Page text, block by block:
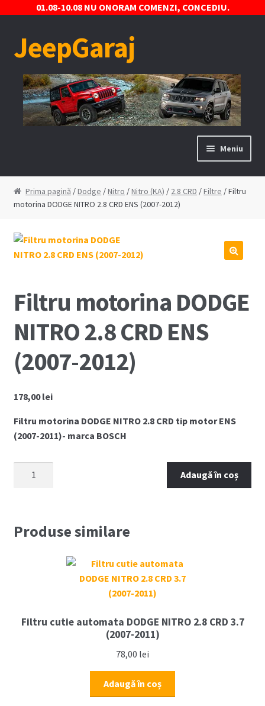
01.08-10.08 NU ONORAM COMENZI, CONCEDIU.
Sari
la
Sari
la
JeepGaraj
Meniu
Prima pagină
Contact
Contul Meu
Cum comand ?
Despre Noi
Marci Comercializate
Plată
Politica COOKIE
Prima pagină /Dodge /Nitro /Nitro (KA) / 2.8 CRD /Filtre / Filtru
motorina DODGE NITRO 2.8 CRD ENS (2007-2012)
Filtru motorina DODGE
NITRO 2.8 CRD ENS
(2007-2012)
178,00lei
Filtru motorina DODGE NITRO 2.8 CRD tip motor ENS
(2007-2011)- marca BOSCH
NITRO
Adaugă în coș
Produse similare
Filtru cutie automata DODGE NITRO 2.8 CRD 3.7
(2007-2011)
78,00 lei
Adaugă în coș